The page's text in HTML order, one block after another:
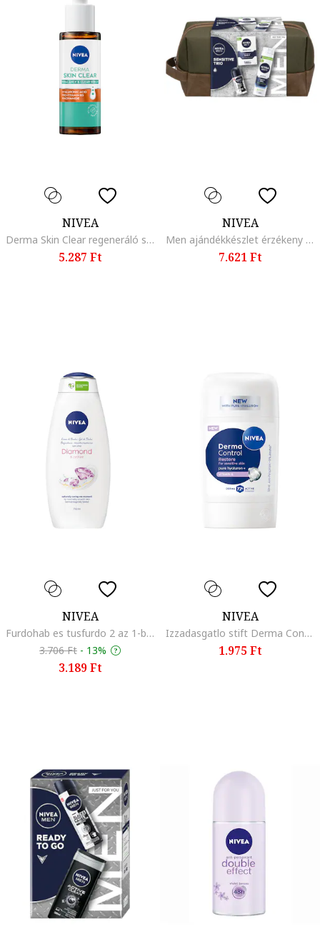
NIVEA
Derma Skin Clear regeneráló szérum, 30 ml
5.287 Ft
NIVEA
Men ajándékkészlet érzékeny bőrre: Borotválkozás utáni balzsam, 100 ml + Borotvagél, 200 ml + Invisible Black & White Power golyós dezodor, 50 ml
7.621 Ft
NIVEA
Furdohab es tusfurdo 2 az 1-ben 750 ml, Licsi
3.706 Ft - 13%
3.189 Ft
NIVEA
Izzadasgatlo stift Derma Control 72 oras vedelem, 50 ml
1.975 Ft